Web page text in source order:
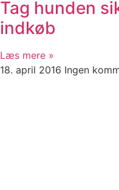
Tag hunden
indkøb
Læs mere »
18. april 2016 Ingen